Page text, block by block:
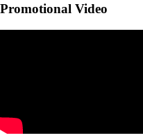
Promotional Video